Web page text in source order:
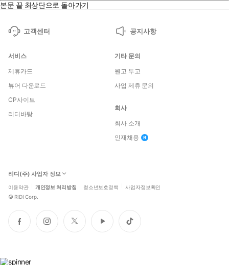
본문 끝 최상단으로 돌아가기
고객센터 공지사항
서비스
제휴카드
뷰어 다운로드
CP사이트
리디바탕
기타 문의
원고 투고
사업 제휴 문의
회사
회사 소개
인재채용
리디(주) 사업자 정보
이용약관 개인정보 처리방침 청소년보호정책 사업자정보확인
© RIDI Corp.
페
이
인
스
트
위
유
튜
틱
톡